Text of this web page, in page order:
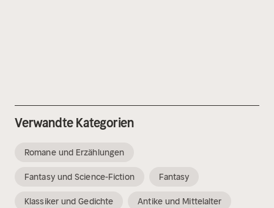
Verwandte Kategorien
Romane und Erzählungen
Fantasy und Science-Fiction Fantasy
Klassiker und Gedichte Antike und Mittelalter